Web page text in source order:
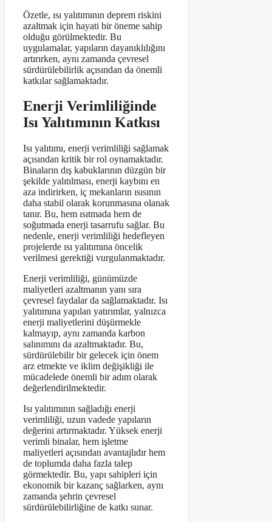
Özetle, ısı yalıtımının deprem riskini
azaltmak için hayati bir öneme sahip
olduğu görülmektedir. Bu
uygulamalar, yapıların dayanıklılığını
artırırken, aynı zamanda çevresel
sürdürülebilirlik açısından da önemli
katkılar sağlamaktadır.
Enerji Verimliliğinde
Isı Yalıtımının Katkısı
Isı yalıtımı, enerji verimliliği sağlamak
açısından kritik bir rol oynamaktadır.
Binaların dış kabuklarının düzgün bir
şekilde yalıtılması, enerji kaybını en
aza indirirken, iç mekanların ısısının
daha stabil olarak korunmasına olanak
tanır. Bu, hem ısıtmada hem de
soğutmada enerji tasarrufu sağlar. Bu
nedenle, enerji verimliliği hedefleyen
projelerde ısı yalıtımına öncelik
verilmesi gerektiği vurgulanmaktadır.
Enerji verimliliği, günümüzde
maliyetleri azaltmanın yanı sıra
çevresel faydalar da sağlamaktadır. Isı
yalıtımına yapılan yatırımlar, yalnızca
enerji maliyetlerini düşürmekle
kalmayıp, aynı zamanda karbon
salınımını da azaltmaktadır. Bu,
sürdürülebilir bir gelecek için önem
arz etmekte ve iklim değişikliği ile
mücadelede önemli bir adım olarak
değerlendirilmektedir.
Isı yalıtımının sağladığı enerji
verimliliği, uzun vadede yapıların
değerini artırmaktadır. Yüksek enerji
verimli binalar, hem işletme
maliyetleri açısından avantajlıdır hem
de toplumda daha fazla talep
görmektedir. Bu, yapı sahipleri için
ekonomik bir kazanç sağlarken, aynı
zamanda şehrin çevresel
sürdürülebilirliğine de katkı sunar.